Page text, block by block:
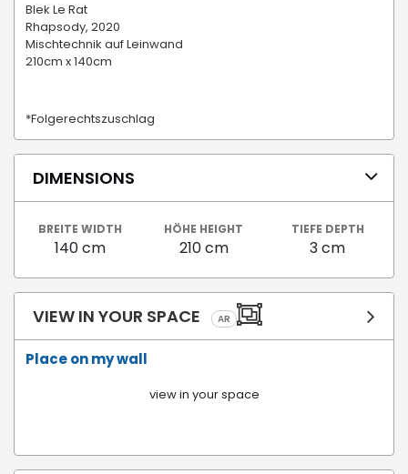
Blek Le Rat
Rhapsody, 2020
Mischtechnik auf Leinwand
210cm x 140cm
*Folgerechtszuschlag
DIMENSIONS
BREITE WIDTH
140 cm
HÖHE HEIGHT
210 cm
TIEFE DEPTH
3 cm
VIEW IN YOUR SPACE AR
Place on my wall
view in your space